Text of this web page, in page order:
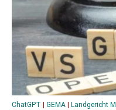
ChatGPT GEMA Landgericht